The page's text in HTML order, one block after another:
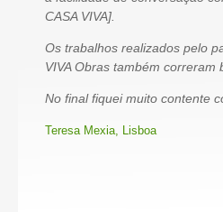
CASA VIVA].
Os trabalhos realizados pelo
VIVA Obras também correram
No final fiquei muito contente
Teresa Mexia, Lisboa